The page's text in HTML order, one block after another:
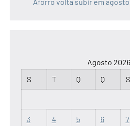
Aforro volta subir em
Agosto 2026
S
T Q Q S
3 4 5 6 7